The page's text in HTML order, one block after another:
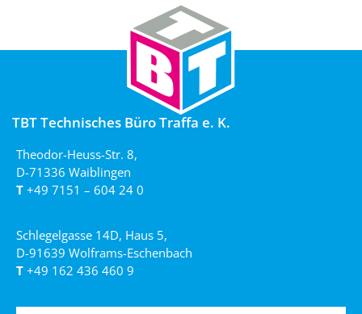
TBT Technisches Büro Traffa e. K.
Theodor-Heuss-Str. 8,
D-71336 Waiblingen
T +49 7151 – 604 24 0
Schlegelgasse 14D, Haus 5,
D-91639 Wolframs-Eschenbach
T +49 162 436 460 9